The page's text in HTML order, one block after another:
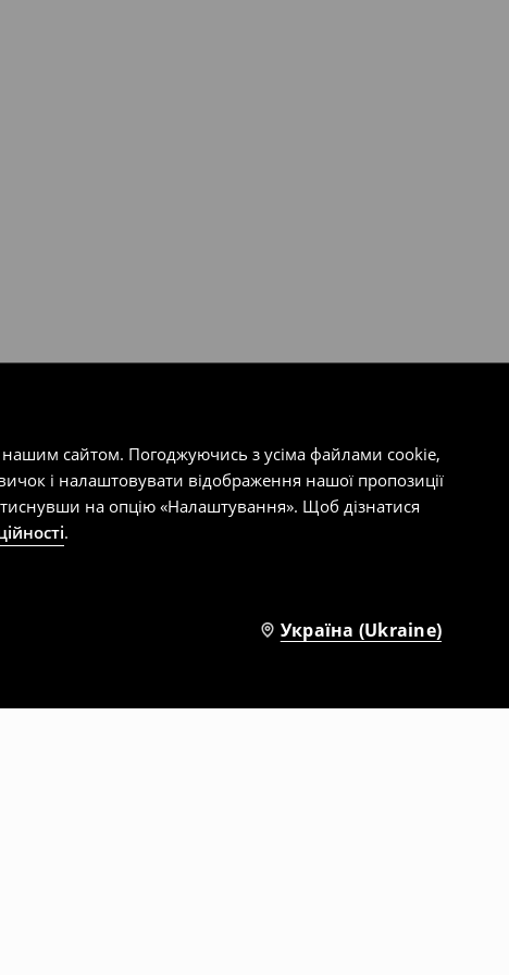
сайтом. Погоджуючись з усіма файлами cookie,
і налаштовувати відображення нашої пропозиції
на опцію «Налаштування». Щоб дізнатися
.
Україна (Ukraine)